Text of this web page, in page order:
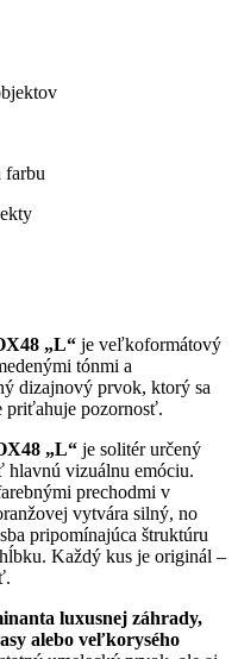
farbu
„L“ je veľkoformátový
tónmi a
dizajnový prvok, ktorý sa
priťahuje pozornosť.
„L“ je solitér určený
hlavnú vizuálnu emóciu.
prechodmi v
vytvára silný, no
pripomínajúca štruktúru
Každý kus je originál –
luxusnej záhrady,
alebo veľkorysého